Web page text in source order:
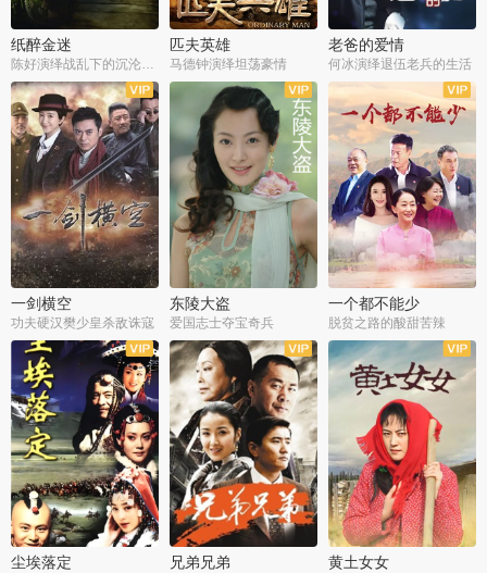
纸醉金迷 匹夫英雄
马德钟演绎坦荡豪情
老爸的爱情
何冰演绎退伍老兵的生活
全40集
一剑横空
功夫硬汉樊少皇杀敌诛寇
全33集
东陵大盗
爱国志士夺宝奇兵
全36集
一个都不能少
脱贫之路的酸甜苦辣
全25集
尘埃落定
全50集
兄弟兄弟
全23集
黄土女女